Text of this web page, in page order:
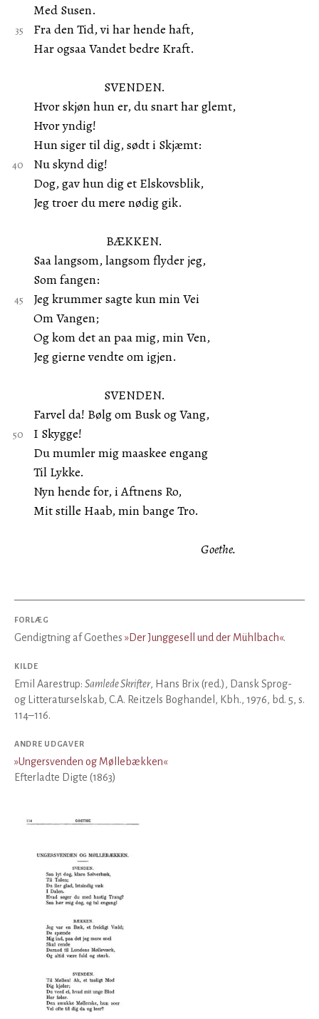
Med Susen.
Fra den Tid, vi har hende haft,
Har ogsaa Vandet bedre Kraft.
SVENDEN.
Hvor skjøn hun er, du snart har glemt,
Hvor yndig!
Hun siger til dig, sødt i Skjæmt:
Nu skynd dig!
Dog, gav hun dig et Elskovsblik,
Jeg troer du mere nødig gik.
BÆKKEN.
Saa langsom, langsom flyder jeg,
Som fangen:
Jeg krummer sagte kun min Vei
Om Vangen;
Og kom det an paa mig, min Ven,
Jeg gierne vendte om igjen.
SVENDEN.
Farvel da! Bølg om Busk og Vang,
I Skygge!
Du mumler mig maaskee engang
Til Lykke.
Nyn hende for, i Aftnens Ro,
Mit stille Haab, min bange Tro.
Goethe.
FORLÆG
Gendigtning af Goethes »Der Junggesell und der Mühlbach«.
KILDE
Emil Aarestrup: Samlede Skrifter, Hans Brix (red.), Dansk Sprog-
og Litteraturselskab, C.A. Reitzels Boghandel, Kbh., 1976, bd. 5, s.
114–116.
ANDRE UDGAVER
»Ungersvenden og Møllebækken«
Efterladte Digte (1863)